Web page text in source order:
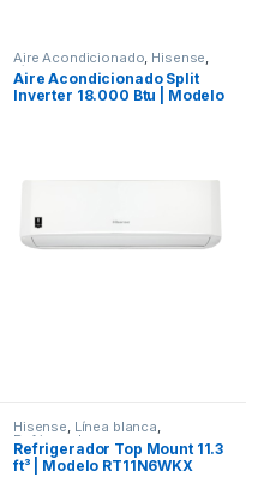
Aire Acondicionado Hisense
Línea blanca
Aire Acondicionado Split
Inverter 18.000 Btu | Modelo
Hisense, Línea blanca,
Refrigeradoras
Refrigerador Top Mount 11.3
ft³ | Modelo RT11N6WKX